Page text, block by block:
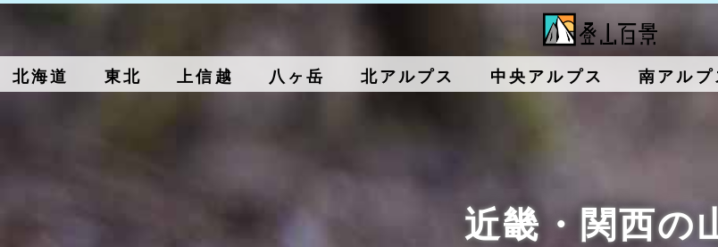
北海道 東北 上信越 八ヶ岳 北アルプス 中央アルプス 南アルプ
近畿・関西の